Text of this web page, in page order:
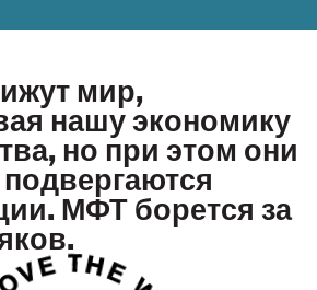
мир,
нашу экономику
но при этом они
МФТ борется за